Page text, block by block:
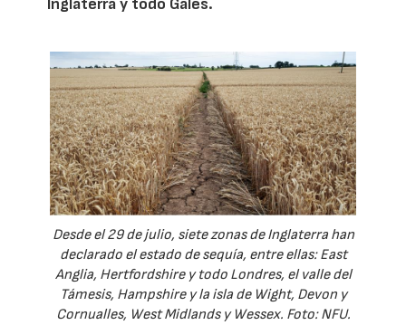
Inglaterra y todo Gales.
Desde el 29 de julio, siete zonas de Inglaterra han
declarado el estado de sequía, entre ellas: East
Anglia, Hertfordshire y todo Londres, el valle del
Támesis, Hampshire y la isla de Wight, Devon y
Cornualles, West Midlands y Wessex. Foto: NFU.